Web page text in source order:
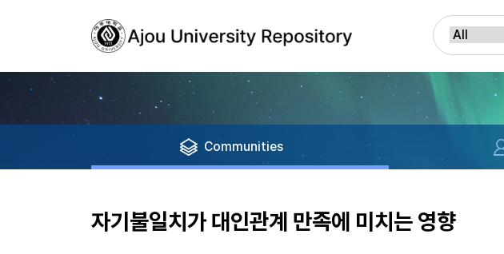
Communities
자기불일치가 대인관계 만족에 미치는 영향